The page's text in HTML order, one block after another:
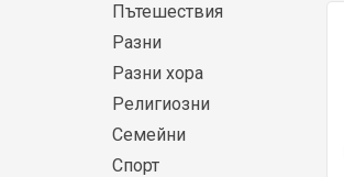
Пътешествия
Разни
Разни хора
Религиозни
Семейни
Спорт